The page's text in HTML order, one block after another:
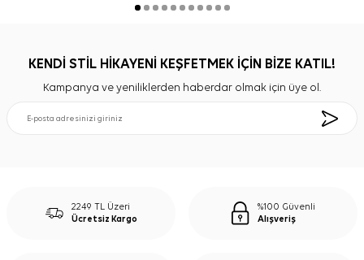
KENDİ STİL HİKAYENİ KEŞFETMEK İÇİN BİZE KATIL!
Kampanya ve yeniliklerden haberdar olmak için üye ol.
2249 TL Üzeri
Ücretsiz Kargo
%100 Güvenli
Alışveriş